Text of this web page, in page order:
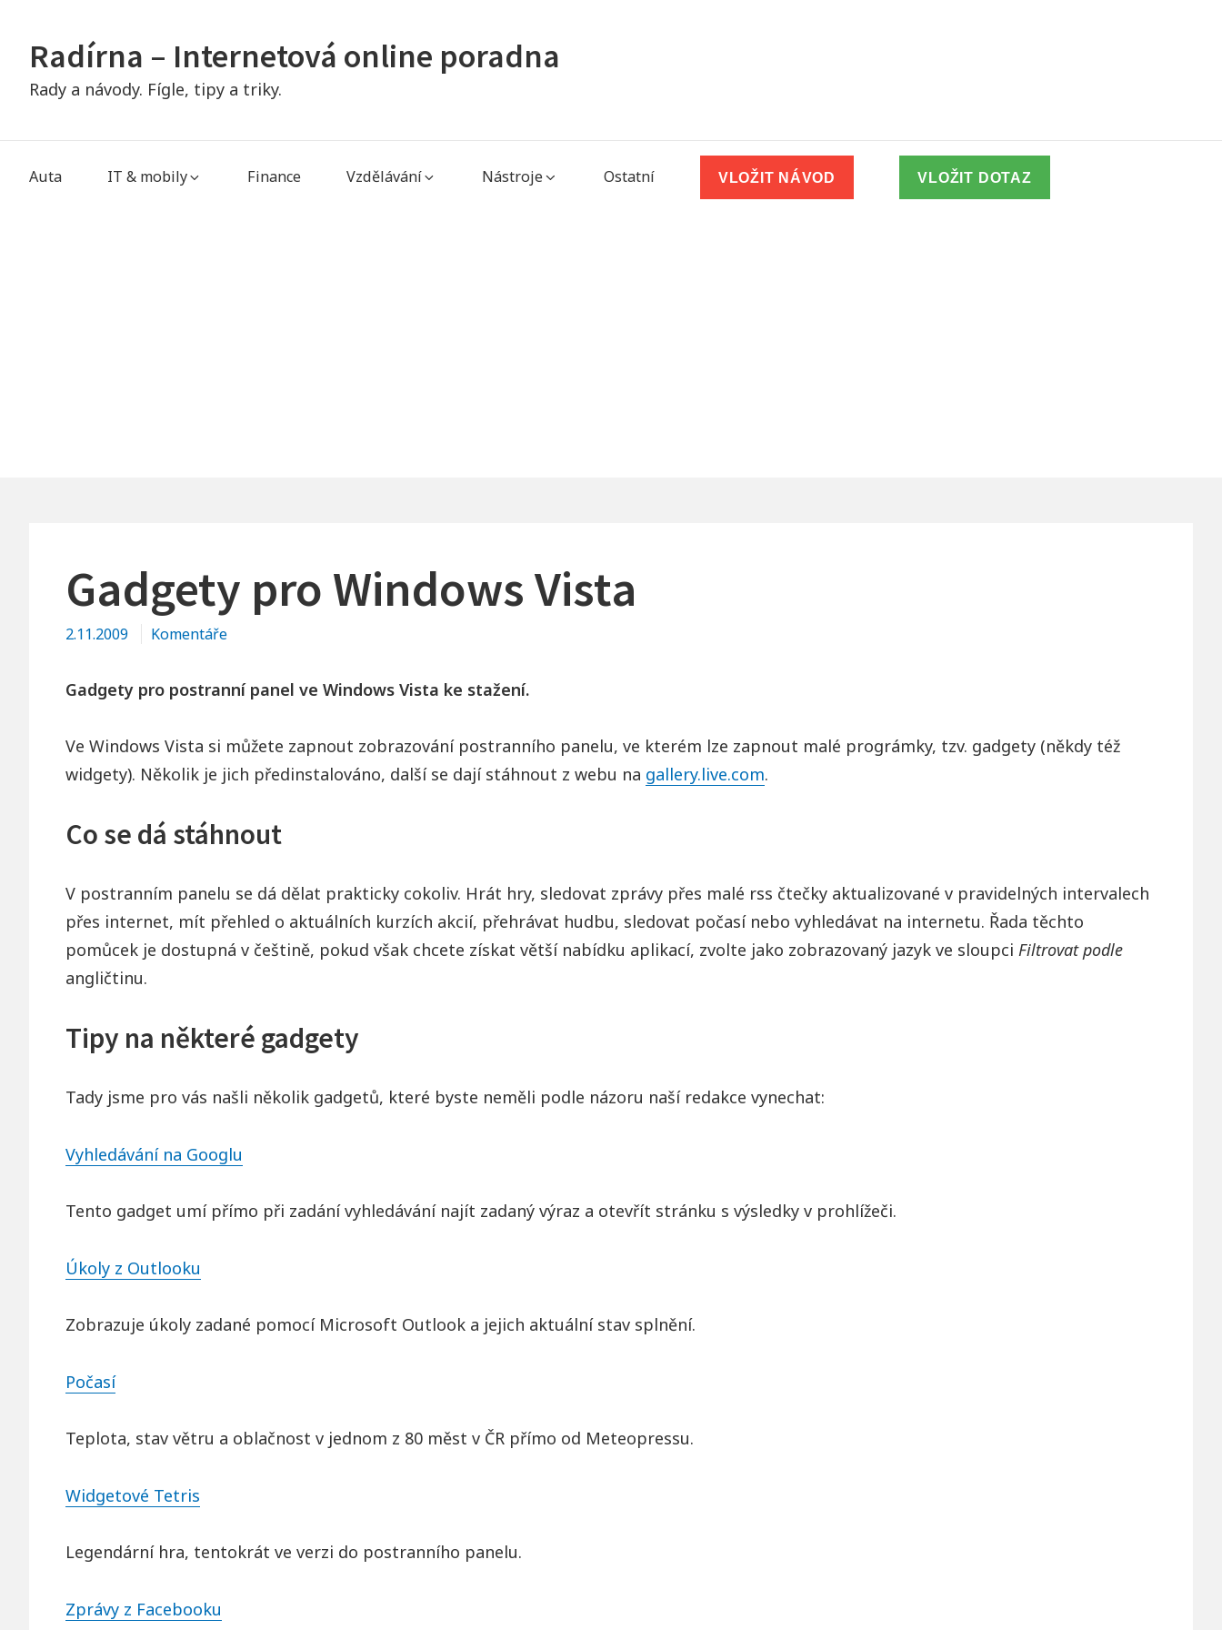
contentRadírna – Internetová online poradna
Rady a návody. Fígle, tipy a triky.
Main
Auta IT & mobily Finance Vzdělávání Nástroje Ostatní VLOŽIT NÁVOD VLOŽIT DOTAZ
Gadgety pro Windows Vista
2.11.2009 Komentáře
Gadgety pro postranní panel ve Windows Vista ke stažení.
Ve Windows Vista si můžete zapnout zobrazování postranního panelu, ve kterém lze zapnout malé prográmky, tzv. gadgety (někdy též
widgety). Několik je jich předinstalováno, další se dají stáhnout z webu na gallery.live.com.
Co se dá stáhnout
V postranním panelu se dá dělat prakticky cokoliv. Hrát hry, sledovat zprávy přes malé rss čtečky aktualizované v pravidelných intervalech
přes internet, mít přehled o aktuálních kurzích akcií, přehrávat hudbu, sledovat počasí nebo vyhledávat na internetu. Řada těchto
pomůcek je dostupná v češtině, pokud však chcete získat větší nabídku aplikací, zvolte jako zobrazovaný jazyk ve sloupci Filtrovat podle
angličtinu.
Tipy na některé gadgety
Tady jsme pro vás našli několik gadgetů, které byste neměli podle názoru naší redakce vynechat:
Vyhledávání na Googlu
Tento gadget umí přímo při zadání vyhledávání najít zadaný výraz a otevřít stránku s výsledky v prohlížeči.
Úkoly z Outlooku
Zobrazuje úkoly zadané pomocí Microsoft Outlook a jejich aktuální stav splnění.
Počasí
Teplota, stav větru a oblačnost v jednom z 80 měst v ČR přímo od Meteopressu.
Widgetové Tetris
Legendární hra, tentokrát ve verzi do postranního panelu.
Zprávy z Facebooku